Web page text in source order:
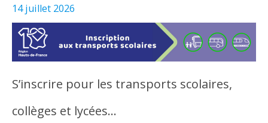
14 juillet 2026
S’inscrire pour les transports scolaires,
collèges et lycées…